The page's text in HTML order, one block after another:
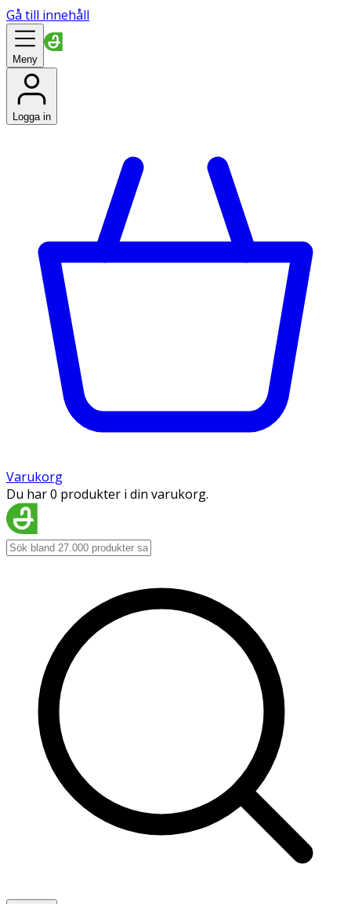
Gå till innehåll
Meny
Logga in
Varukorg
Du har 0 produkter i din varukorg.